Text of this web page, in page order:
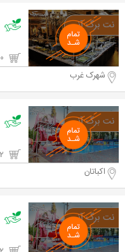
شهرک غرب
اکباتان